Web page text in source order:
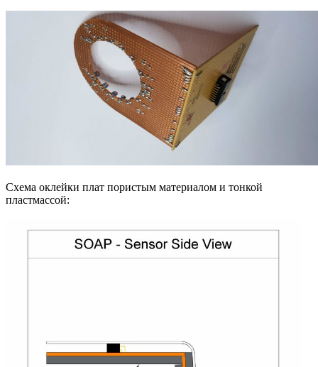
Схема оклейки плат пористым материалом и тонкой
пластмассой: